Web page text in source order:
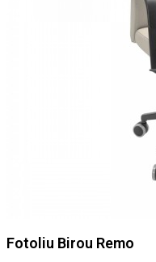
Fotoliu Birou Remo